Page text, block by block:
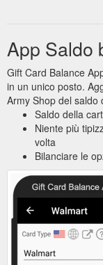
App Saldo
Gift Card Balance
in un unico posto.
Army Shop del saldo
Saldo della
Niente più
volta
Bilanciare le